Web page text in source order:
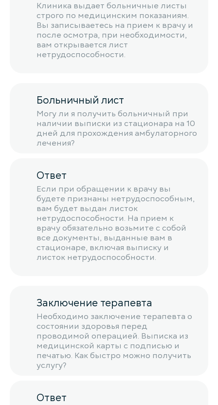
Клиника выдает больничные листы
строго по медицинским показаниям.
Вы записываетесь на прием к врачу и
после осмотра, при необходимости,
вам открывается лист
нетрудоспособности.
Больничный лист
Могу ли я получить больничный при
наличии выписки из стационара на 10
дней для прохождения амбулаторного
лечения?
Ответ
Если при обращении к врачу вы
будете признаны нетрудоспособным,
вам будет выдан листок
нетрудоспособности. На прием к
врачу обязательно возьмите с собой
все документы, выданные вам в
стационаре, включая выписку и
листок нетрудоспособности.
Заключение терапевта
Необходимо заключение терапевта о
состоянии здоровья перед
проводимой операцией. Выписка из
медицинской карты с подписью и
печатью. Как быстро можно получить
услугу?
Ответ